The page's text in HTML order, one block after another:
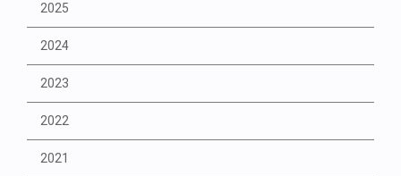
2025
2024
2023
2022
2021